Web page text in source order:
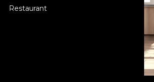
Restaurant